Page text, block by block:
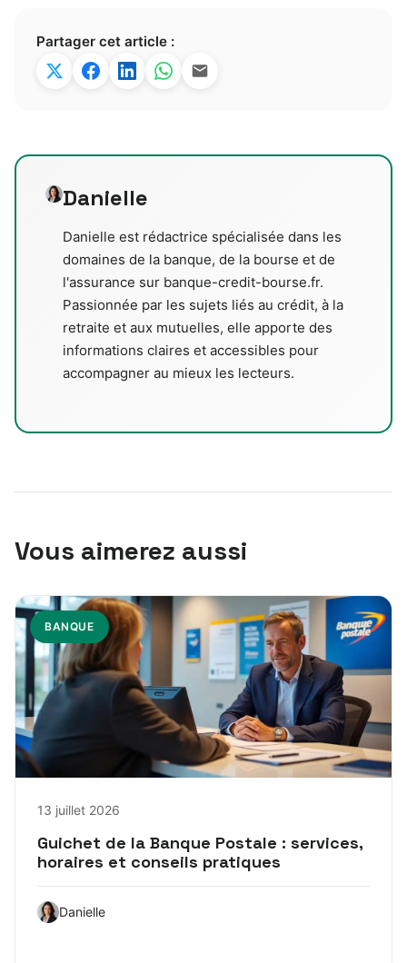
Partager cet article :
Danielle
Danielle est rédactrice spécialisée dans les
domaines de la banque, de la bourse et de
l'assurance sur banque-credit-bourse.fr.
Passionnée par les sujets liés au crédit, à la
retraite et aux mutuelles, elle apporte des
informations claires et accessibles pour
accompagner au mieux les lecteurs.
Vous aimerez aussi
BANQUE
13 juillet 2026
Guichet de la Banque Postale : services,
horaires et conseils pratiques
Danielle